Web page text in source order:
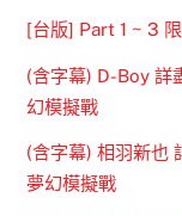
[台版] Part 1 ~ 3
(含字幕) D-Boy 詳
幻模擬戰
(含字幕) 相羽新也
夢幻模擬戰